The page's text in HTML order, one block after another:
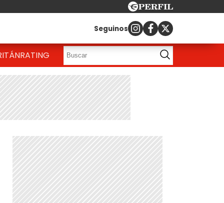
Seguinos
RATING